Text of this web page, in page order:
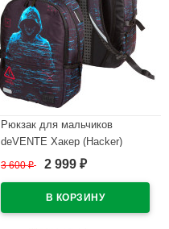
Рюкзак для мальчиков
deVENTE Хакер (Hacker)
39x30x17 см арт.7032582
3 600₽ 2 999 ₽